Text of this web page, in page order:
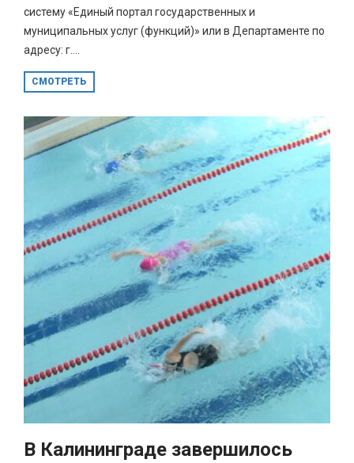
систему «Единый портал государственных и
муниципальных услуг (функций)» или в Департаменте по
адресу: г....
СМОТРЕТЬ
В Калининграде завершилось